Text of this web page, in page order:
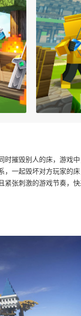
摧毁别人的床，游戏
一起毁坏对方玩家的
张刺激的游戏节奏，快